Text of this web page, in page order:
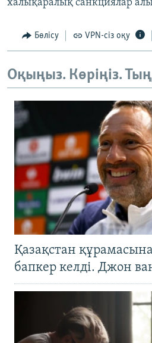
халықаралық санкциялар
Бөлісу VPN-сіз оқу
Оқыңыз. Көріңіз.
Қазақстан
бапкер келді. Джон